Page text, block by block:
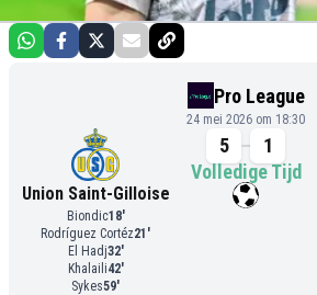
Pro League
24 mei 2026 om 18:30
Union Saint-Gilloise
Biondic18'
Rodríguez Cortéz21 '
El Hadj32'
Khalaili42'
Sykes59'
5
1
Volledige Tijd